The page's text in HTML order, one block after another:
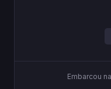
Embarcou